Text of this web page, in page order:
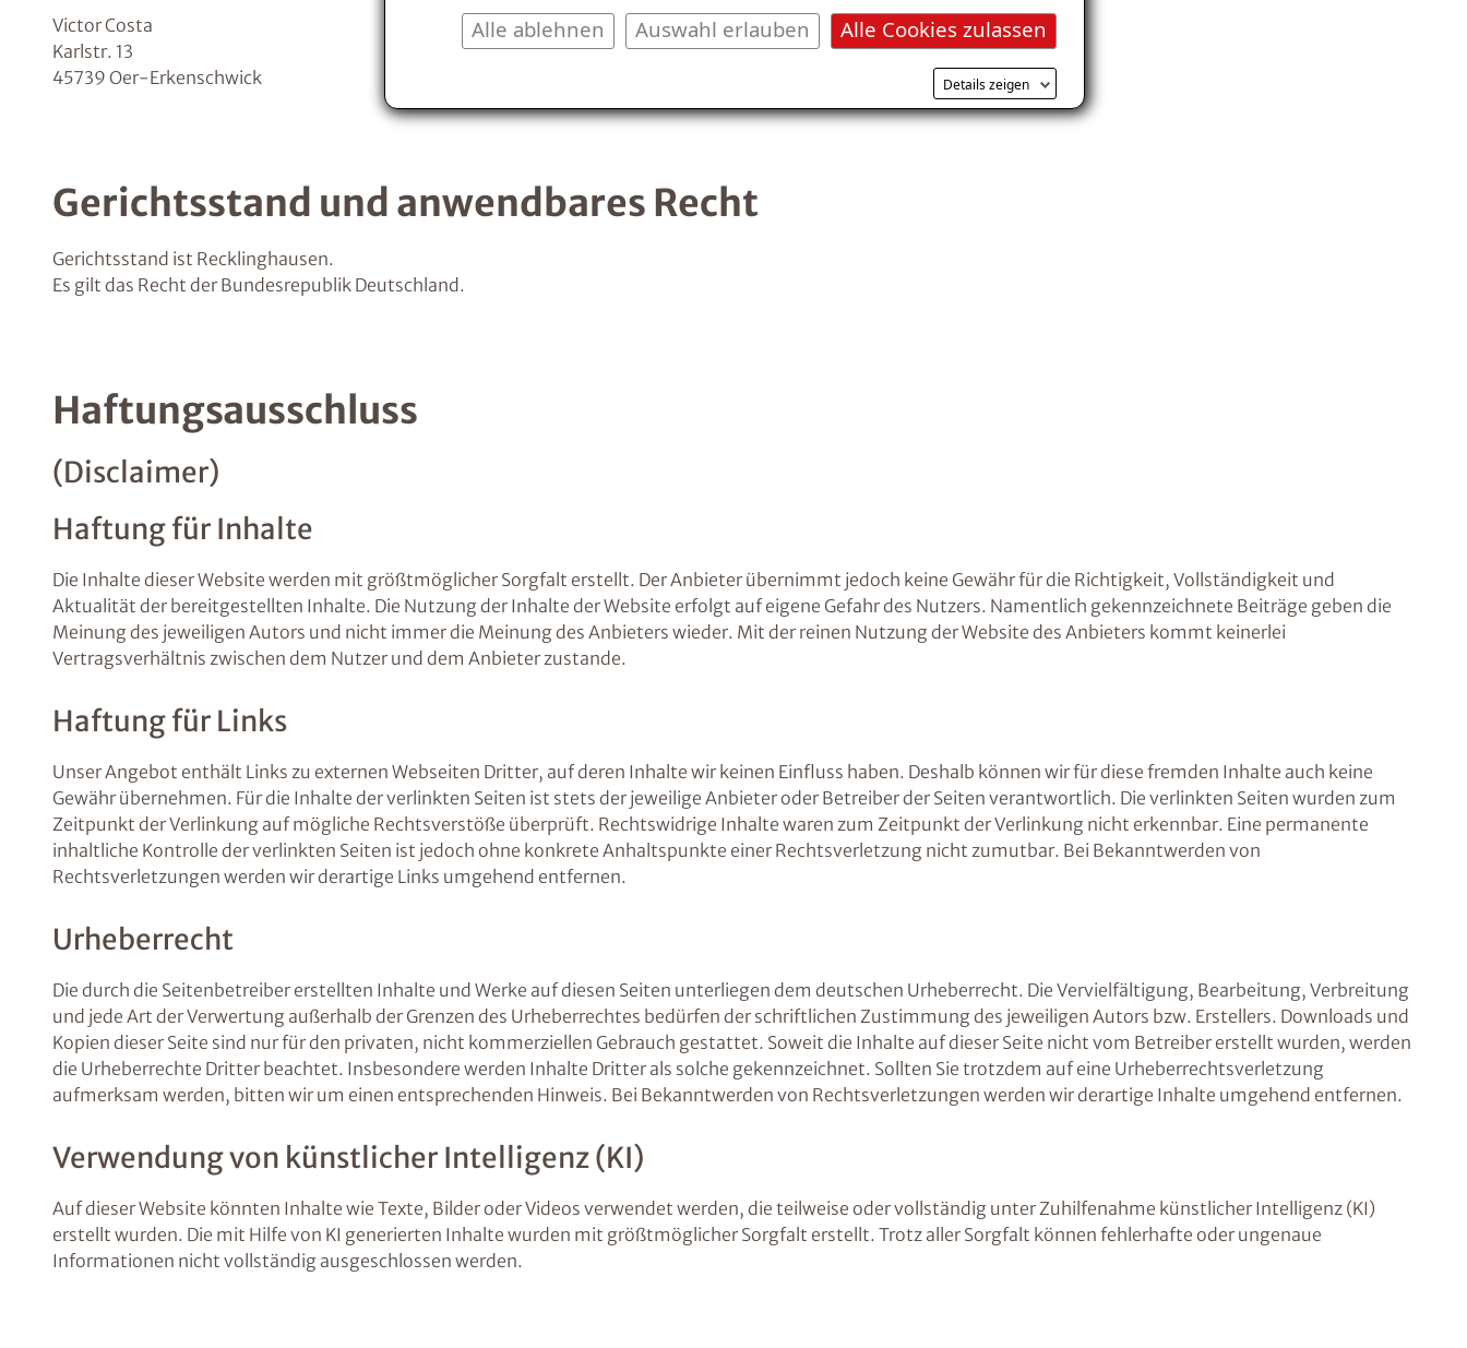
Alle Cookies zulassen
Auswahl erlauben
Alle ablehnen
Details zeigen
Victor Costa
Karlstr. 13
45739 Oer-Erkenschwick
Gerichtsstand und anwendbares Recht
Gerichtsstand ist Recklinghausen.
Es gilt das Recht der Bundesrepublik Deutschland.
Haftungsausschluss
(Disclaimer)
Haftung für Inhalte
Die Inhalte dieser Website werden mit größtmöglicher Sorgfalt erstellt. Der Anbieter übernimmt jedoch keine Gewähr für die Richtigkeit, Vollständigkeit und
Aktualität der bereitgestellten Inhalte. Die Nutzung der Inhalte der Website erfolgt auf eigene Gefahr des Nutzers. Namentlich gekennzeichnete Beiträge geben die
Meinung des jeweiligen Autors und nicht immer die Meinung des Anbieters wieder. Mit der reinen Nutzung der Website des Anbieters kommt keinerlei
Vertragsverhältnis zwischen dem Nutzer und dem Anbieter zustande.
Haftung für Links
Unser Angebot enthält Links zu externen Webseiten Dritter, auf deren Inhalte wir keinen Einfluss haben. Deshalb können wir für diese fremden Inhalte auch keine
Gewähr übernehmen. Für die Inhalte der verlinkten Seiten ist stets der jeweilige Anbieter oder Betreiber der Seiten verantwortlich. Die verlinkten Seiten wurden zum
Zeitpunkt der Verlinkung auf mögliche Rechtsverstöße überprüft. Rechtswidrige Inhalte waren zum Zeitpunkt der Verlinkung nicht erkennbar. Eine permanente
inhaltliche Kontrolle der verlinkten Seiten ist jedoch ohne konkrete Anhaltspunkte einer Rechtsverletzung nicht zumutbar. Bei Bekanntwerden von
Rechtsverletzungen werden wir derartige Links umgehend entfernen.
Urheberrecht
Die durch die Seitenbetreiber erstellten Inhalte und Werke auf diesen Seiten unterliegen dem deutschen Urheberrecht. Die Vervielfältigung, Bearbeitung, Verbreitung
und jede Art der Verwertung außerhalb der Grenzen des Urheberrechtes bedürfen der schriftlichen Zustimmung des jeweiligen Autors bzw. Erstellers. Downloads und
Kopien dieser Seite sind nur für den privaten, nicht kommerziellen Gebrauch gestattet. Soweit die Inhalte auf dieser Seite nicht vom Betreiber erstellt wurden, werden
die Urheberrechte Dritter beachtet. Insbesondere werden Inhalte Dritter als solche gekennzeichnet. Sollten Sie trotzdem auf eine Urheberrechtsverletzung
aufmerksam werden, bitten wir um einen entsprechenden Hinweis. Bei Bekanntwerden von Rechtsverletzungen werden wir derartige Inhalte umgehend entfernen.
Verwendung von künstlicher Intelligenz (KI)
Auf dieser Website könnten Inhalte wie Texte, Bilder oder Videos verwendet werden, die teilweise oder vollständig unter Zuhilfenahme künstlicher Intelligenz (KI)
erstellt wurden. Die mit Hilfe von KI generierten Inhalte wurden mit größtmöglicher Sorgfalt erstellt. Trotz aller Sorgfalt können fehlerhafte oder ungenaue
Informationen nicht vollständig ausgeschlossen werden.